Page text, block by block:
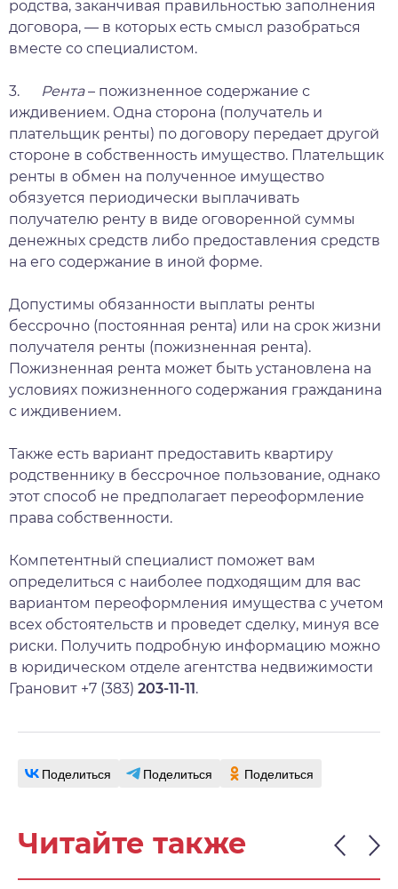
родства, заканчивая правильностью заполнения
договора, — в которых есть смысл разобраться
вместе со специалистом.
3. Рента– пожизненное содержание с
иждивением. Одна сторона (получатель и
плательщик ренты) по договору передает другой
стороне в собственность имущество. Плательщик
ренты в обмен на полученное имущество
обязуется периодически выплачивать
получателю ренту в виде оговоренной суммы
денежных средств либо предоставления средств
на его содержание в иной форме.
Допустимы обязанности выплаты ренты
бессрочно (постоянная рента) или на срок жизни
получателя ренты (пожизненная рента).
Пожизненная рента может быть установлена на
условиях пожизненного содержания гражданина
с иждивением.
Также есть вариант предоставить квартиру
родственнику в бессрочное пользование, однако
этот способ не предполагает переоформление
права собственности.
Компетентный специалист поможет вам
определиться с наиболее подходящим для вас
вариантом переоформления имущества с учетом
всех обстоятельств и проведет сделку, минуя все
риски. Получить подробную информацию можно
в юридическом отделе агентства недвижимости
Грановит +7 (383) 203-11-11.
Поделиться Поделиться Поделиться
Читайте также